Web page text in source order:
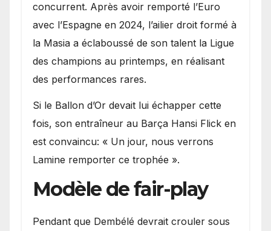
concurrent. Après avoir remporté l’Euro
avec l’Espagne en 2024, l’ailier droit formé à
la Masia a éclaboussé de son talent la Ligue
des champions au printemps, en réalisant
des performances rares.
Si le Ballon d’Or devait lui échapper cette
fois, son entraîneur au Barça Hansi Flick en
est convaincu: « Un jour, nous verrons
Lamine remporter ce trophée ».
Modèle de fair-play
Pendant que Dembélé devrait crouler sous